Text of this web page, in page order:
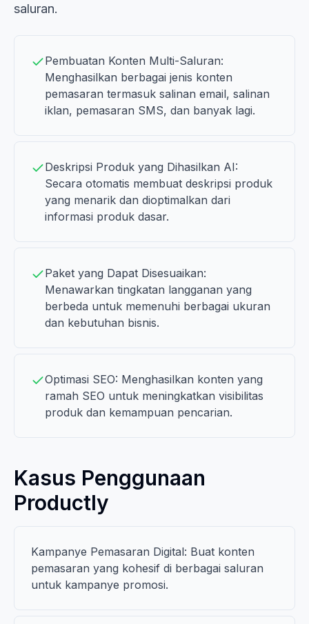
saluran.
Pembuatan Konten Multi-Saluran:
Menghasilkan berbagai jenis konten
pemasaran termasuk salinan email, salinan
iklan, pemasaran SMS, dan banyak lagi.
Deskripsi Produk yang Dihasilkan AI:
Secara otomatis membuat deskripsi produk
yang menarik dan dioptimalkan dari
informasi produk dasar.
Paket yang Dapat Disesuaikan:
Menawarkan tingkatan langganan yang
berbeda untuk memenuhi berbagai ukuran
dan kebutuhan bisnis.
Optimasi SEO: Menghasilkan konten yang
ramah SEO untuk meningkatkan visibilitas
produk dan kemampuan pencarian.
Kasus Penggunaan
Productly
Kampanye Pemasaran Digital: Buat konten
pemasaran yang kohesif di berbagai saluran
untuk kampanye promosi.